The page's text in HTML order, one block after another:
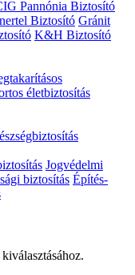
Pannónia Biztosító
Biztosító Gránit
K&H Biztosító
életbiztosítás
Jogvédelmi
biztosítás Építés-